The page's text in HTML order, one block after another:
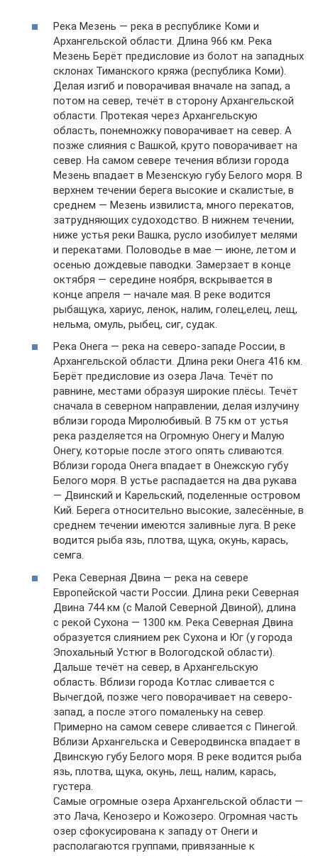
Река Мезень — река в республике Коми и
Архангельской области. Длина 966 км. Река
Мезень Берёт предисловие из болот на западных
склонах Тиманского кряжа (республика Коми).
Делая изгиб и поворачивая вначале на запад, а
потом на север, течёт в сторону Архангельской
области. Протекая через Архангельскую
область, понемножку поворачивает на север. А
позже слияния с Вашкой, круто поворачивает на
север. На самом севере течения вблизи города
Мезень впадает в Мезенскую губу Белого моря. В
верхнем течении берега высокие и скалистые, в
среднем — Мезень извилиста, много перекатов,
затрудняющих судоходство. В нижнем течении,
ниже устья реки Вашка, русло изобилует мелями
и перекатами. Половодье в мае — июне, летом и
осенью дождевые паводки. Замерзает в конце
октября — середине ноября, вскрывается в
конце апреля — начале мая. В реке водится
рыбащука, хариус, ленок, налим, голец,елец, лещ,
нельма, омуль, рыбец, сиг, судак.
Река Онега — река на северо-западе России, в
Архангельской области. Длина реки Онега 416 км.
Берёт предисловие из озера Лача. Течёт по
равнине, местами образуя широкие плёсы. Течёт
сначала в северном направлении, делая излучину
вблизи города Миролюбивый. В 75 км от устья
река разделяется на Огромную Онегу и Малую
Онегу, которые после этого опять сливаются.
Вблизи города Онега впадает в Онежскую губу
Белого моря. В устье распадается на два рукава
— Двинский и Карельский, поделенные островом
Кий. Берега относительно высокие, залесённые, в
среднем течении имеются заливные луга. В реке
водится рыба язь, плотва, щука, окунь, карась,
семга.
Река Северная Двина — река на севере
Европейской части России. Длина реки Северная
Двина 744 км (с Малой Северной Двиной), длина
с рекой Сухона — 1300 км. Река Северная Двина
образуется слиянием рек Сухона и Юг (у города
Эпохальный Устюг в Вологодской области).
Дальше течёт на север, в Архангельскую
область. Вблизи города Котлас сливается с
Вычегдой, позже чего поворачивает на северо-
запад, а после этого помаленьку на север.
Примерно на самом севере сливается с Пинегой.
Вблизи Архангельска и Северодвинска впадает в
Двинскую губу Белого моря. В реке водится рыба
язь, плотва, щука, окунь, лещ, налим, карась,
густера.
Самые огромные озера Архангельской области —
это Лача, Кенозеро и Кожозеро. Огромная часть
озер сфокусирована к западу от Онеги и
располагаются группами, привязанные к